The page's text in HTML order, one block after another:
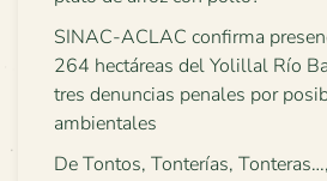
SINAC-ACLAC confirma
264 hectáreas del Yolillal Río
tres denuncias penales por
ambientales
De Tontos, Tonterías,